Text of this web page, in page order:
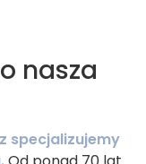
nasza
specjalizujemy